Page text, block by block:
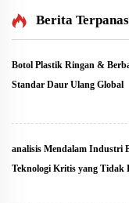
Berita Terpanas
Botol Plastik Ringan &
Standar Daur Ulang Global
analisis Mendalam Industri
Teknologi Kritis yang Tidak